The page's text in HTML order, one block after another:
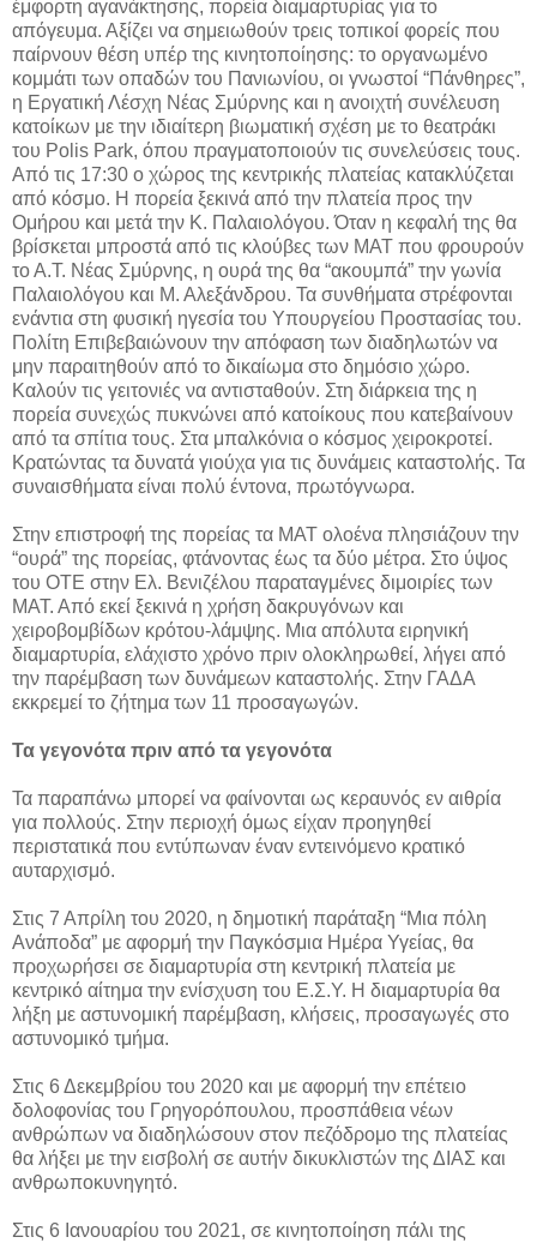
έμφορτη αγανάκτησης, πορεία διαμαρτυρίας για το
απόγευμα. Αξίζει να σημειωθούν τρεις τοπικοί φορείς που
παίρνουν θέση υπέρ της κινητοποίησης: το οργανωμένο
κομμάτι των οπαδών του Πανιωνίου, οι γνωστοί “Πάνθηρες”,
η Εργατική Λέσχη Νέας Σμύρνης και η ανοιχτή συνέλευση
κατοίκων με την ιδιαίτερη βιωματική σχέση με το θεατράκι
του Polis Park, όπου πραγματοποιούν τις συνελεύσεις τους.
Από τις 17:30 ο χώρος της κεντρικής πλατείας κατακλύζεται
από κόσμο. Η πορεία ξεκινά από την πλατεία προς την
Ομήρου και μετά την Κ. Παλαιολόγου. Όταν η κεφαλή της θα
βρίσκεται μπροστά από τις κλούβες των ΜΑΤ που φρουρούν
το Α.Τ. Νέας Σμύρνης, η ουρά της θα “ακουμπά” την γωνία
Παλαιολόγου και Μ. Αλεξάνδρου. Τα συνθήματα στρέφονται
ενάντια στη φυσική ηγεσία του Υπουργείου Προστασίας του.
Πολίτη Επιβεβαιώνουν την απόφαση των διαδηλωτών να
μην παραιτηθούν από το δικαίωμα στο δημόσιο χώρο.
Καλούν τις γειτονιές να αντισταθούν. Στη διάρκεια της η
πορεία συνεχώς πυκνώνει από κατοίκους που κατεβαίνουν
από τα σπίτια τους. Στα μπαλκόνια ο κόσμος χειροκροτεί.
Κρατώντας τα δυνατά γιούχα για τις δυνάμεις καταστολής. Τα
συναισθήματα είναι πολύ έντονα, πρωτόγνωρα.
Στην επιστροφή της πορείας τα ΜΑΤ ολοένα πλησιάζουν την
“ουρά” της πορείας, φτάνοντας έως τα δύο μέτρα. Στο ύψος
του ΟΤΕ στην Ελ. Βενιζέλου παραταγμένες διμοιρίες των
ΜΑΤ. Από εκεί ξεκινά η χρήση δακρυγόνων και
χειροβομβίδων κρότου-λάμψης. Μια απόλυτα ειρηνική
διαμαρτυρία, ελάχιστο χρόνο πριν ολοκληρωθεί, λήγει από
την παρέμβαση των δυνάμεων καταστολής. Στην ΓΑΔΑ
εκκρεμεί το ζήτημα των 11 προσαγωγών.
Τα γεγονότα πριν από τα γεγονότα
Τα παραπάνω μπορεί να φαίνονται ως κεραυνός εν αιθρία
για πολλούς. Στην περιοχή όμως είχαν προηγηθεί
περιστατικά που εντύπωναν έναν εντεινόμενο κρατικό
αυταρχισμό.
Στις 7 Απρίλη του 2020, η δημοτική παράταξη “Μια πόλη
Ανάποδα” με αφορμή την Παγκόσμια Ημέρα Υγείας, θα
προχωρήσει σε διαμαρτυρία στη κεντρική πλατεία με
κεντρικό αίτημα την ενίσχυση του Ε.Σ.Υ. Η διαμαρτυρία θα
λήξη με αστυνομική παρέμβαση, κλήσεις, προσαγωγές στο
αστυνομικό τμήμα.
Στις 6 Δεκεμβρίου του 2020 και με αφορμή την επέτειο
δολοφονίας του Γρηγορόπουλου, προσπάθεια νέων
ανθρώπων να διαδηλώσουν στον πεζόδρομο της πλατείας
θα λήξει με την εισβολή σε αυτήν δικυκλιστών της ΔΙΑΣ και
ανθρωποκυνηγητό.
Στις 6 Ιανουαρίου του 2021, σε κινητοποίηση πάλι της